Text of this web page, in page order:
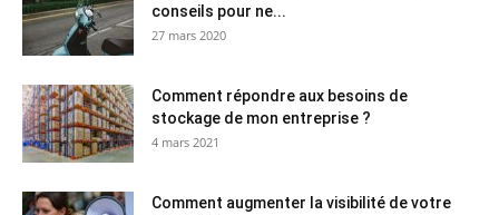
conseils pour ne...
27 mars 2020
Comment répondre aux besoins de
stockage de mon entreprise ?
4 mars 2021
Comment augmenter la visibilité de votre